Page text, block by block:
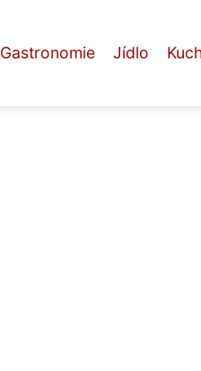
Gastronomie Jídlo